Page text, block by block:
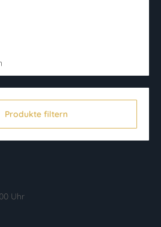
Produkte filtern
Uhr